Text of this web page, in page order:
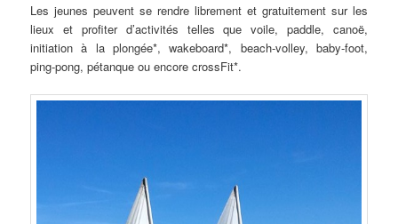
Les jeunes peuvent se rendre librement et gratuitement sur les
lieux et profiter d’activités telles que voile, paddle, canoë,
initiation à la plongée*, wakeboard*, beach-volley, baby-foot,
ping-pong, pétanque ou encore crossFit*.